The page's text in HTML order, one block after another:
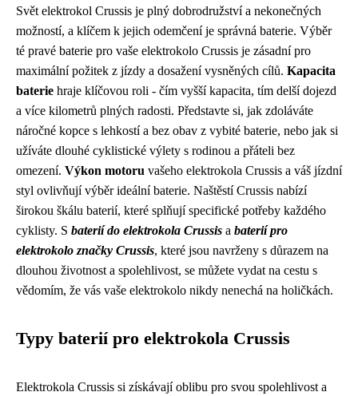
Svět elektrokol Crussis je plný dobrodružství a nekonečných
možností, a klíčem k jejich odemčení je správná baterie. Výběr
té pravé baterie pro vaše elektrokolo Crussis je zásadní pro
maximální požitek z jízdy a dosažení vysněných cílů. Kapacita
baterie hraje klíčovou roli - čím vyšší kapacita, tím delší dojezd
a více kilometrů plných radosti. Představte si, jak zdoláváte
náročné kopce s lehkostí a bez obav z vybité baterie, nebo jak si
užíváte dlouhé cyklistické výlety s rodinou a přáteli bez
omezení. Výkon motoru vašeho elektrokola Crussis a váš jízdní
styl ovlivňují výběr ideální baterie. Naštěstí Crussis nabízí
širokou škálu baterií, které splňují specifické potřeby každého
cyklisty. S baterií do elektrokola Crussis a baterií pro
elektrokolo značky Crussis, které jsou navrženy s důrazem na
dlouhou životnost a spolehlivost, se můžete vydat na cestu s
vědomím, že vás vaše elektrokolo nikdy nenechá na holičkách.
Typy baterií pro elektrokola Crussis
Elektrokola Crussis si získávají oblibu pro svou spolehlivost a